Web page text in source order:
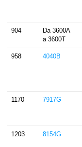
904
Da 3600A
a 3600T
958 4040B
1170 7917G
1203 8154G